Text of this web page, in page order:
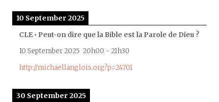
10 September 2025
CLE • Peut-on dire que la Bible est la Parole de Dieu ?
10 September 2025 20h00 - 21h30
http://michaellanglois.org?p=24701
30 September 2025